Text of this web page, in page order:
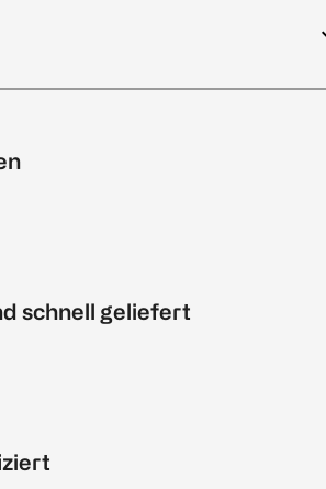
schnell geliefert